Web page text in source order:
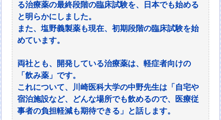
る治療薬の最終段階の臨床試験を、日本でも始める
と明らかにしました。
また、塩野義製薬も現在、初期段階の臨床試験を始
めています。
両社とも、開発している治療薬は、軽症者向けの
「飲み薬」です。
これについて、川崎医科大学の中野先生は「自宅や
宿泊施設など、どんな場所でも飲めるので、医療従
事者の負担軽減も期待できる」と話します。